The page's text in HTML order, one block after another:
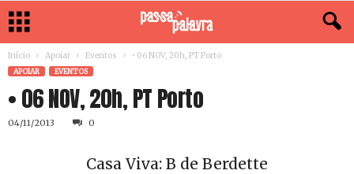
Início Apoiar Eventos • 06 NOV, 20h, PT Porto
APOIAR EVENTOS
• 06 NOV, 20h, PT Porto
04/11/2013 0
Casa Viva: B de Berdette